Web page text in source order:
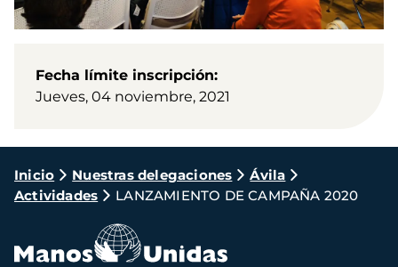
Fecha límite inscripción
Jueves, 04 noviembre, 2021
Ruta
de
navegación
Inicio Nuestras delegaciones
Ávila
Actividades
LANZAMIENTO DE CAMPAÑA 2020